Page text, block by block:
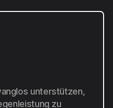
unterstützen,
zu